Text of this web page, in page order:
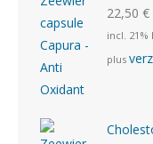
22,50 €
incl. 21%
plus